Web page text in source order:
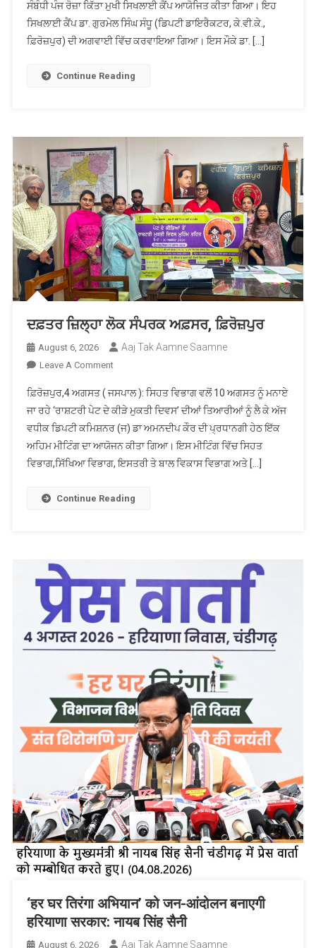
ਫ਼ਿਰੋਜ਼ਪੁਰ
ਵਿਖੇ
ਸਾਬਣ
ਸਫ਼ਾਈ
ਕਿੱਤਾ
ਮੁੱਖੀ
ਕੈਂਪ
ਆਯੋਜਿਤ
ਸੰਬੰਧੀ ਪੰਜ ਰੋਜ਼ਾ ਕਿੱਤਾ ਮੁਖੀ ਸਿਖਲਾਈ ਕੈਂਪ ਆਯੋਜਿਤ ਕੀਤਾ ਗਿਆ। ਇਹ
ਸਿਖਲਾਈ ਕੈਂਪ ਡਾ. ਗੁਰਮੇਲ ਸਿੰਘ ਸੰਧੂ (ਡਿਪਟੀ ਡਾਇਰੈਕਟਰ, ਕੇ.ਵੀ.ਕੇ.,
ਫ਼ਿਰੋਜ਼ਪੁਰ) ਦੀ ਅਗਵਾਈ ਵਿੱਚ ਕਰਵਾਇਆ ਗਿਆ। ਇਸ ਮੌਕੇ ਡਾ. […]
Continue Reading
ਦਫ਼ਤਰ ਜ਼ਿਲ੍ਹਾ ਲੋਕ ਸੰਪਰਕ ਅਫ਼ਸਰ, ਫ਼ਿਰੋਜ਼ਪੁਰ
August 6, 2026 Aaj Tak Aamne Saamne
Leave A CommentOn
ਜ਼ਿਲ੍ਹਾ
ਲੋਕ
ਸੰਪਰਕ
ਅਫ਼ਸਰ,
ਫ਼ਿਰੋਜ਼ਪੁਰ
ਫ਼ਿਰੋਜ਼ਪੁਰ,4 ਅਗਸਤ ( ਜਸਪਾਲ ): ਸਿਹਤ ਵਿਭਾਗ ਵਲੋਂ 10 ਅਗਸਤ ਨੂੰ ਮਨਾਏ
ਜਾ ਰਹੇ ‘ਰਾਸ਼ਟਰੀ ਪੇਟ ਦੇ ਕੀੜੇ ਮੁਕਤੀ ਦਿਵਸ’ ਦੀਆਂ ਤਿਆਰੀਆਂ ਨੂੰ ਲੈ ਕੇ ਅੱਜ
ਵਧੀਕ ਡਿਪਟੀ ਕਮਿਸ਼ਨਰ (ਜ) ਡਾ ਅਮਨਦੀਪ ਕੌਰ ਦੀ ਪ੍ਰਧਾਨਗੀ ਹੇਠ ਇੱਕ
ਅਹਿਮ ਮੀਟਿੰਗ ਦਾ ਆਯੋਜਨ ਕੀਤਾ ਗਿਆ। ਇਸ ਮੀਟਿੰਗ ਵਿੱਚ ਸਿਹਤ
ਵਿਭਾਗ,ਸਿੱਖਿਆ ਵਿਭਾਗ, ਇਸਤਰੀ ਤੇ ਬਾਲ ਵਿਕਾਸ ਵਿਭਾਗ ਅਤੇ […]
Continue Reading
‘हर घर तिरंगा अभियान’ को जन-आंदोलन बनाएगी
हरियाणा सरकार: नायब सिंह सैनी
August 6, 2026 Aaj Tak Aamne Saamne